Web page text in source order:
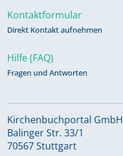
Kontaktformular
Direkt Kontakt aufnehmen
Hilfe (FAQ)
Fragen und Antworten
Kirchenbuchportal GmbH
Balinger Str. 33/1
70567 Stuttgart